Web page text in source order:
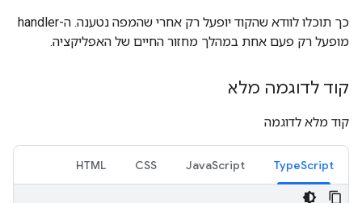
כך תוכלו לוודא שהקוד יופעל רק אחרי שהמפה נטענה. ה-handler
מופעל רק פעם אחת במהלך מחזור החיים של האפליקציה.
קוד לדוגמה מלא
קוד מלא לדוגמה
TypeScript
JavaScript
CSS
HTML